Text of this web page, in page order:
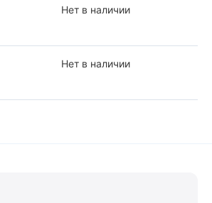
Нет в наличии
Нет в наличии